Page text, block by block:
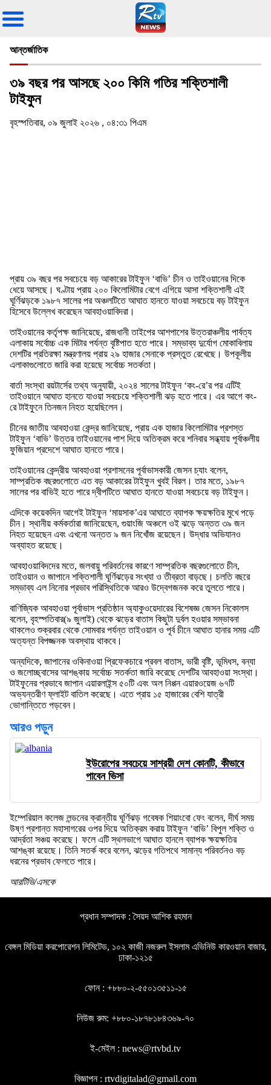
আন্তর্জাতিক
৩৯ বছর পর আসছে ২০০ কিমি গতির শক্তিশালী
টাইফুন
বৃহস্পতিবার, ০৯ জুলাই ২০২৬ , ০৪:৩১ পিএম
প্রায় ৩৯ বছর পর সবচেয়ে বড় আকারের টাইফুন ‘বাভি’ চীন ও তাইওয়ানের দিকে
ধেয়ে আসছে। ঘণ্টায় প্রায় ২০০ কিলোমিটার বেগে এগিয়ে আসা শক্তিশালী এই
ঘূর্ণিঝড়কে ১৯৮৭ সালের পর অঞ্চলটিতে আঘাত হানতে যাওয়া সবচেয়ে বড় টাইফুন
হিসেবে উল্লেখ করেছেন আবহাওয়াবিদরা।
তাইওয়ানের কর্তৃপক্ষ জানিয়েছে, রাজধানী তাইপের আশপাশের উত্তরাঞ্চলীয় পার্বত্য
এলাকায় সর্বোচ্চ এক মিটার পর্যন্ত বৃষ্টিপাত হতে পারে। সম্ভাব্য দুর্যোগ মোকাবিলায়
দেশটির প্রতিরক্ষা মন্ত্রণালয় প্রায় ২৯ হাজার সেনাকে প্রস্তুত রেখেছে। উপকূলীয়
এলাকাগুলোতে জারি করা হয়েছে সর্বোচ্চ সতর্কতা।
বার্তা সংস্থা রয়টার্সের তথ্য অনুযায়ী, ২০২৪ সালের টাইফুন ‘কং-রে’র পর এটিই
তাইওয়ানে আঘাত হানতে যাওয়া সবচেয়ে শক্তিশালী ঝড় হতে পারে। এর আগে কং-
রে টাইফুনে তিনজন নিহত হয়েছিলেন।
চীনের জাতীয় আবহাওয়া কেন্দ্র জানিয়েছে, প্রায় এক হাজার কিলোমিটার প্রশস্ত
টাইফুন ‘বাভি’ উত্তর তাইওয়ানের পাশ দিয়ে অতিক্রম করে শনিবার সন্ধ্যায় পূর্বাঞ্চলীয়
ফুজিয়ান প্রদেশে আঘাত হানতে পারে।
তাইওয়ানের কেন্দ্রীয় আবহাওয়া প্রশাসনের পূর্বাভাসকারী জেসন চ্যাং বলেন,
সাম্প্রতিক বছরগুলোতে এত বড় আকারের টাইফুন খুবই বিরল। তার মতে, ১৯৮৭
সালের পর বাভিই হতে পারে দ্বীপটিতে আঘাত হানতে যাওয়া সবচেয়ে বড় টাইফুন।
এদিকে কয়েকদিন আগেই টাইফুন ‘মায়সাক’এর আঘাতে ব্যাপক ক্ষয়ক্ষতির মুখে পড়ে
চীন। স্থানীয় কর্মকর্তারা জানিয়েছেন, গুয়াংজি অঞ্চলে ওই ঝড়ে অন্তত ৩৯ জন
নিহত হয়েছেন এবং এখনো অন্তত ৯ জন নিখোঁজ রয়েছেন। উদ্ধার অভিযানও
অব্যাহত রয়েছে।
আবহাওয়াবিদদের মতে, জলবায়ু পরিবর্তনের কারণে সাম্প্রতিক বছরগুলোতে চীন,
তাইওয়ান ও জাপানে শক্তিশালী ঘূর্ণিঝড়ের সংখ্যা ও তীব্রতা বাড়ছে। চলতি বছরে
সম্ভাব্য এল নিনোর প্রভাব পরিস্থিতিকে আরও উদ্বেগজনক করে তুলতে পারে।
বাণিজ্যিক আবহাওয়া পূর্বাভাস প্রতিষ্ঠান অ্যাকুওয়েদারের বিশেষজ্ঞ জেসন নিকোলস
বলেন, বৃহস্পতিবার(৯ জুলাই) থেকে ঝড়ের বাতাস কিছুটা দুর্বল হওয়ার সম্ভাবনা
থাকলেও শুক্রবার থেকে সোমবার পর্যন্ত তাইওয়ান ও পূর্ব চীনে আঘাত হানার সময় এটি
অত্যন্ত বিপজ্জনক অবস্থায় থাকবে।
অন্যদিকে, জাপানের ওকিনাওয়া প্রিফেকচারে প্রবল বাতাস, ভারী বৃষ্টি, ভূমিধস, বন্যা
ও জলোচ্ছ্বাসের আশঙ্কায় সর্বোচ্চ সতর্কতা জারি করেছে দেশটির আবহাওয়া সংস্থা।
টাইফুনের প্রভাবে জাপান এয়ারলাইন্স ৫০টি এবং অল নিপ্পন এয়ারওয়েজ ৬৭টি
অভ্যন্তরীণ ফ্লাইট বাতিল করেছে। এতে প্রায় ১৫ হাজারের বেশি যাত্রী
ভোগান্তিতে পড়বেন।
আরও পড়ুন
ইউরোপের সবচেয়ে সাশ্রয়ী দেশ কোনটি, কীভাবে
পাবেন ভিসা
ইম্পেরিয়াল কলেজ লন্ডনের ক্রান্তীয় ঘূর্ণিঝড় গবেষক শিয়াংবো ফেং বলেন, দীর্ঘ সময়
উষ্ণ প্রশান্ত মহাসাগরের ওপর দিয়ে অতিক্রম করায় টাইফুন ‘বাভি’ বিপুল শক্তি ও
আর্দ্রতা সঞ্চয় করেছে। ফলে এটি স্থলভাগে আঘাত হানলে ব্যাপক ক্ষয়ক্ষতির
আশঙ্কা রয়েছে। তিনি সতর্ক করে বলেন, ঝড়ের গতিপথে সামান্য পরিবর্তনও বড়
ধরনের প্রভাব ফেলতে পারে।
আরটিভি/এসকে
প্রধান সম্পাদক : সৈয়দ আশিক রহমান
বেঙ্গল মিডিয়া করপোরেশন লিমিটেড, ১০২ কাজী নজরুল ইসলাম এভিনিউ কারওয়ান বাজার,
ঢাকা-১২১৫
ফোন : +৮৮০-২-৫৫০১৩৫১১-১৫
নিউজ রুম: +৮৮০-১৮৭৮১৮৪৩৬৯-৭০
ই-মেইল : news@rtvbd.tv
বিজ্ঞাপন : rtvdigitalad@gmail.com